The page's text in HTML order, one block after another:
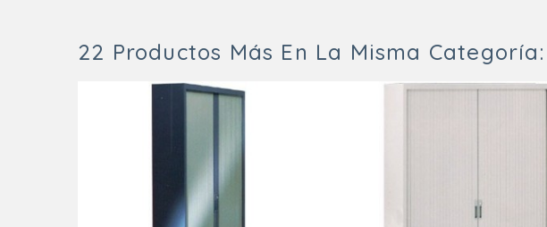
22 Productos Más En La Misma Categoría: